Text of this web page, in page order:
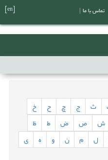
ث ج چ ح
خ
ش ص ض ط
ظ
ل م ن و ه ی
تماس با ما